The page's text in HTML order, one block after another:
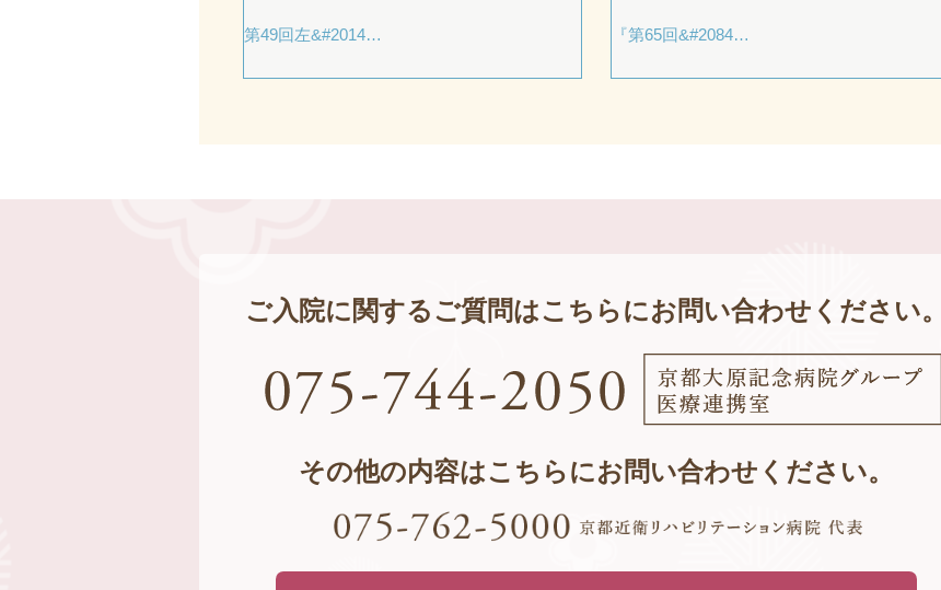
第49回左&#2014… 『第65回&#2084…
ご入院に関するご質問はこちらにお問い合わせください。
その他の内容はこちらにお問い合わせください。